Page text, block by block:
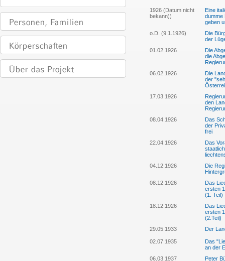
1926 (Datum nicht
bekann))
Eine
dumme
geben
o.D. (9.1.1926)
Die
der
01.02.1926
Die
die
06.02.1926
Die
der
17.03.1926
den
08.04.1926
Das
der
frei
22.04.1926
Das
04.12.1926
Die
08.12.1926
Das
ersten
(1. Teil)
18.12.1926
Das
ersten
(2.Teil)
29.05.1933
Der
02.07.1935
Das
an der
06.03.1937
Peter